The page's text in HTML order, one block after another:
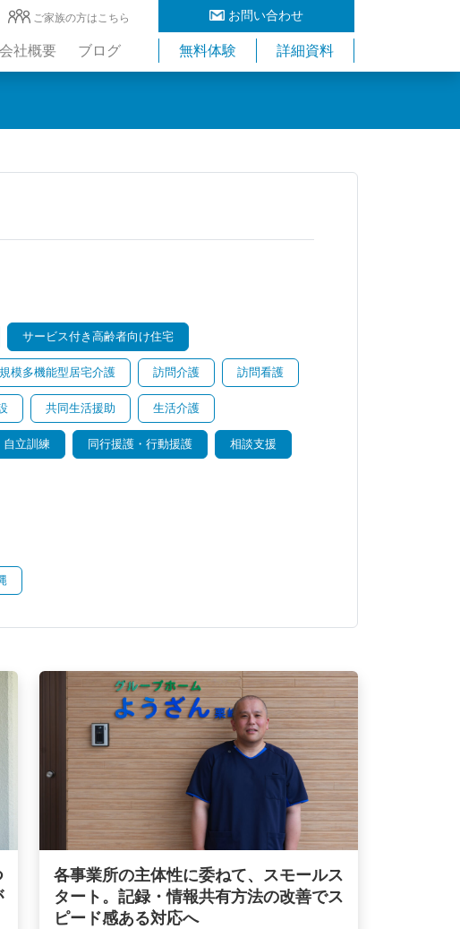
お問い合わせ
ご家族の方はこちら
会社概要 ブログ 無料体験 詳細資料
サービス付き高齢者向け住宅
模多機能型居宅介護 訪問介護 訪問看護
共同生活援助 生活介護
自立訓練 同行援護・行動援護 相談支援
各事業所の主体性に委ねて、スモールス
タート。記録・情報共有方法の改善でス
ピード感ある対応へ